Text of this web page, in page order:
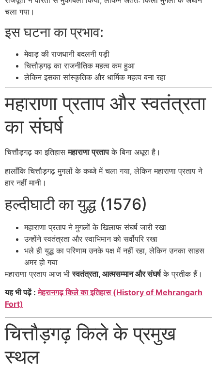
चला गया।
इस घटना का प्रभाव:
मेवाड़ की राजधानी बदलनी पड़ी
चित्तौड़गढ़ का राजनीतिक महत्व कम हुआ
लेकिन इसका सांस्कृतिक और धार्मिक महत्व बना रहा
महाराणा प्रताप और स्वतंत्रता
का संघर्ष
चित्तौड़गढ़ का इतिहासमहाराणा प्रतापके बिना अधूरा है।
हालाँकि चित्तौड़गढ़ मुगलों के कब्जे में चला गया, लेकिन महाराणा प्रताप ने
हार नहीं मानी।
हल्दीघाटी का युद्ध (1576)
महाराणा प्रताप ने मुगलों के खिलाफ संघर्ष जारी रखा
उन्होंने स्वतंत्रता और स्वाभिमान को सर्वोपरि रखा
भले ही युद्ध का परिणाम उनके पक्ष में नहीं रहा, लेकिन उनका साहस
अमर हो गया
महाराणा प्रताप आज भीस्वतंत्रता, आत्मसम्मान और संघर्षके प्रतीक हैं।
यह भी पढ़ें :मेहरानगढ़ किले का इतिहास (History of Mehrangarh
Fort)
चित्तौड़गढ़ किले के प्रमुख
स्थल